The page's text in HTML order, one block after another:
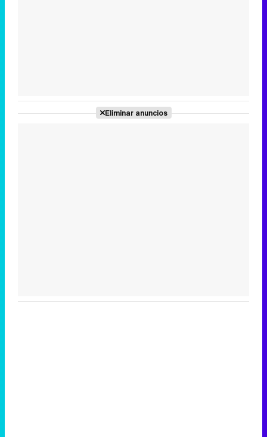
Eliminar anuncios